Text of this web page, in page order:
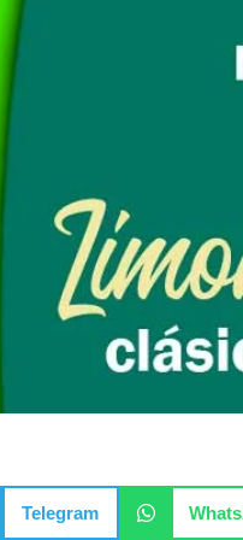
Telegram